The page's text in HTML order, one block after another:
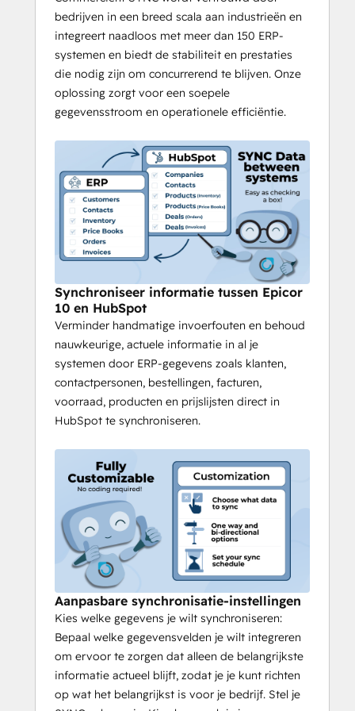
- Productbeschikbaarheid en
verkoopgegevens up-to-date houden.
- Toegang tot
nauwkeurige facturen en betalingen voor
verbeterde rapportage en prognoses.
✅
Automatiseer workflows
een soepele werking door HubSpot en
Epicor 10 met elkaar verbonden te houden.
✅ Veilig & Schaalbaar - Gebouwd om
bedrijven van elke omvang te
ondersteunen met betrouwbare
datasynchronisatie.
SYNC voor Epicor 10 & HubSpot kan
uw bedrijf efficiënter werken, handmatige
werklast verminderen en zich richten op
groei.
Ondersteunde versies
Epicor, Epicor Prophet 21, Epicor 9, Epicor
ERP, Epicor Kinetic, Dataworks, DCD, Epicor
iScala, ROI (Manage2000) en Epicor 10
Cloud versie.
bedrijven in een breed scala aan industrieën en
integreert naadloos met meer dan 150 ERP-
systemen en biedt de stabiliteit en prestaties
die nodig zijn om concurrerend te blijven. Onze
oplossing zorgt voor een soepele
gegevensstroom en operationele efficiëntie.
Synchroniseer informatie tussen Epicor
10 en HubSpot
Verminder handmatige invoerfouten en behoud
nauwkeurige, actuele informatie in al je
systemen door ERP-gegevens zoals klanten,
contactpersonen, bestellingen, facturen,
voorraad, producten en prijslijsten direct in
HubSpot te synchroniseren.
Aanpasbare synchronisatie-instellingen
Kies welke gegevens je wilt synchroniseren:
Bepaal welke gegevensvelden je wilt integreren
om ervoor te zorgen dat alleen de belangrijkste
informatie actueel blijft, zodat je je kunt richten
op wat het belangrijkst is voor je bedrijf. Stel je